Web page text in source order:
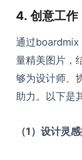
4. 创意工作
通过boardmix
量精美图片，
够为设计师、
助力 。以下是
（1） 设计灵